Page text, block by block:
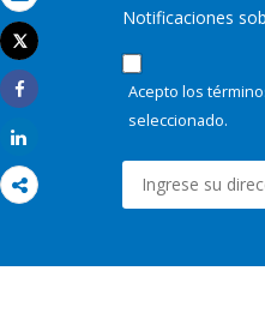
Correo electrónico
Imprimir
Tweet
Share
Notificaciones
Acepto los
seleccionado.